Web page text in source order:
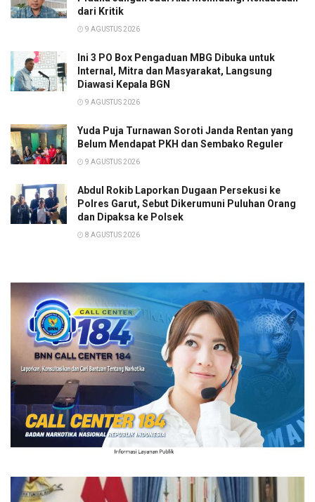
dari Kritik
9 AGUSTUS 2026
Ini 3 PO Box Pengaduan MBG Dibuka untuk
Internal, Mitra dan Masyarakat, Langsung
Diawasi Kepala BGN
9 AGUSTUS 2026
Yuda Puja Turnawan Soroti Janda Rentan yang
Belum Mendapat PKH dan Sembako Reguler
9 AGUSTUS 2026
Abdul Rokib Laporkan Dugaan Persekusi ke
Polres Garut, Sebut Dikerumuni Puluhan Orang
dan Dipaksa ke Polsek
8 AGUSTUS 2026